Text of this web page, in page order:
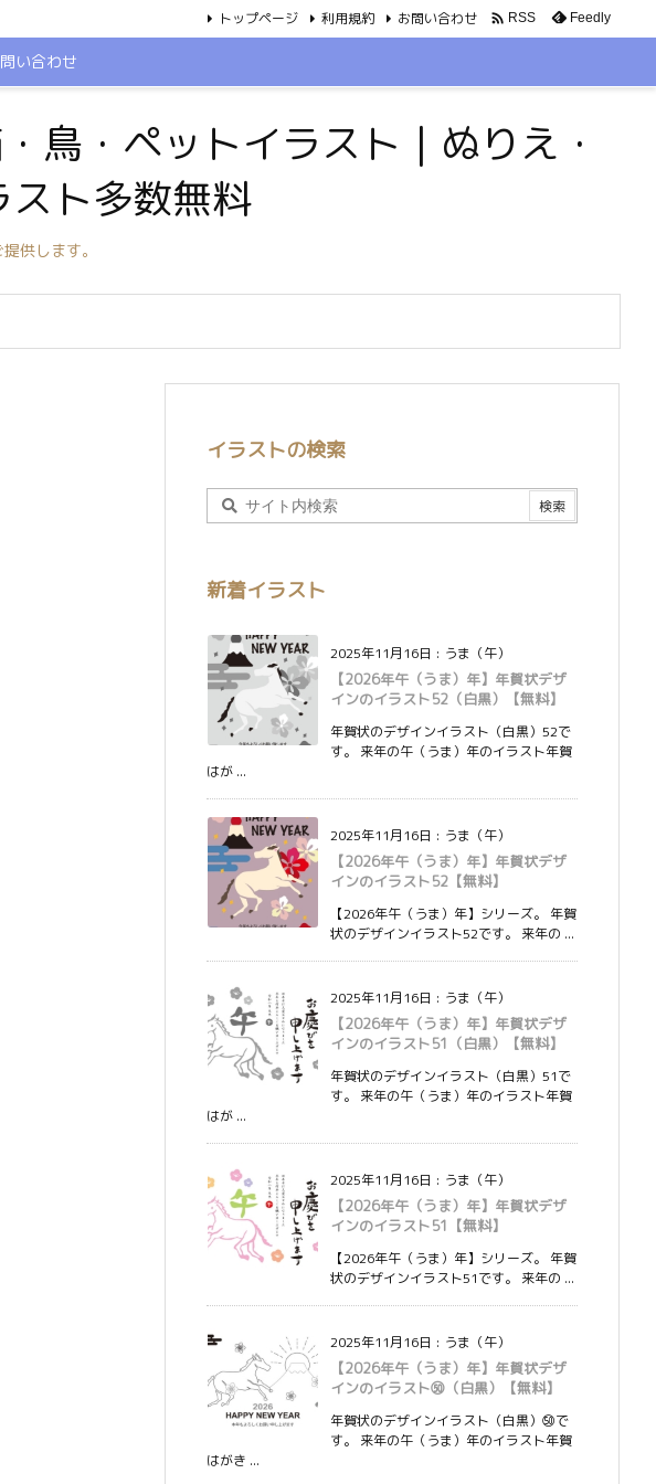
い合わせ
トップページ 利用規約 お問い合わせ  RSS Feedly
・ペットイラスト｜ぬりえ・
ト多数無料
供します。
イラストの検索
新着イラスト
2025年11月16日 : うま（午）
【2026年午（うま）年】年賀状デザ
インのイラスト52（白黒）【無料】
年賀状のデザインイラスト（白黒）52で
す。 来年の午（うま）年のイラスト年賀
はが ...
2025年11月16日 : うま（午）
【2026年午（うま）年】年賀状デザ
インのイラスト52【無料】
【2026年午（うま）年】シリーズ。 年賀
状のデザインイラスト52です。 来年の ...
2025年11月16日 : うま（午）
【2026年午（うま）年】年賀状デザ
インのイラスト51（白黒）【無料】
年賀状のデザインイラスト（白黒）51で
す。 来年の午（うま）年のイラスト年賀
はが ...
2025年11月16日 : うま（午）
【2026年午（うま）年】年賀状デザ
インのイラスト51【無料】
【2026年午（うま）年】シリーズ。 年賀
状のデザインイラスト51です。 来年の ...
2025年11月16日 : うま（午）
【2026年午（うま）年】年賀状デザ
インのイラスト㊿（白黒）【無料】
年賀状のデザインイラスト（白黒）㊿で
す。 来年の午（うま）年のイラスト年賀
はがき ...